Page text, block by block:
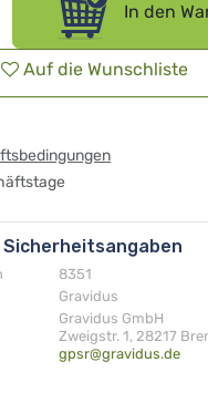
In den
Auf die Wunschliste
8351
Gravidus
Gravidus GmbH
Zweigstr. 1, 28217
gpsr@gravidus.de